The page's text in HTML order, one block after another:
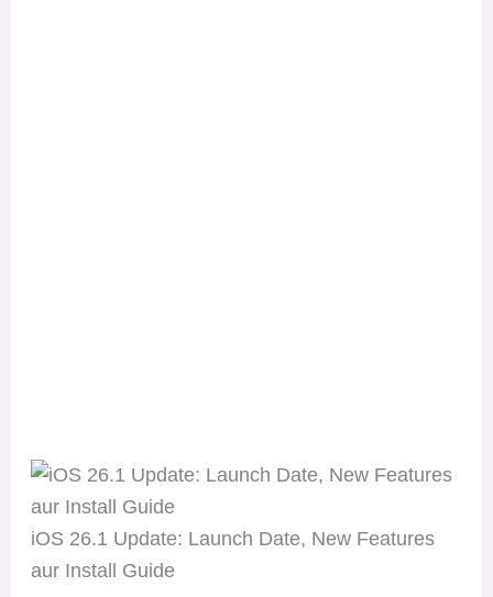
iOS 26.1 Update: Launch Date, New Features
aur Install Guide